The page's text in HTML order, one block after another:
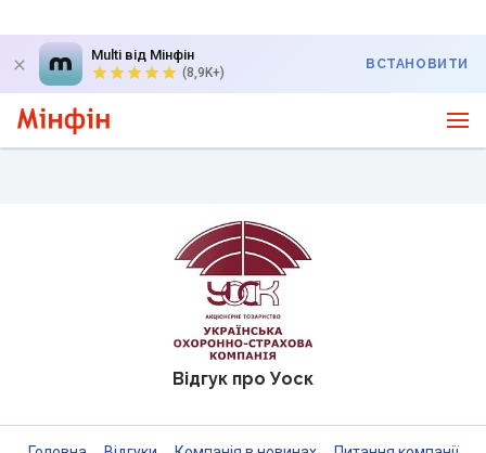
Multi від Мінфін
(8,9K+)
ВСТАНОВИТИ
Відгук про Уоск